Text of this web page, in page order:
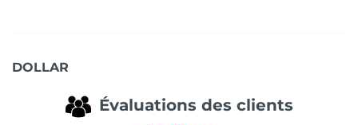
DOLLAR
Évaluations des clients